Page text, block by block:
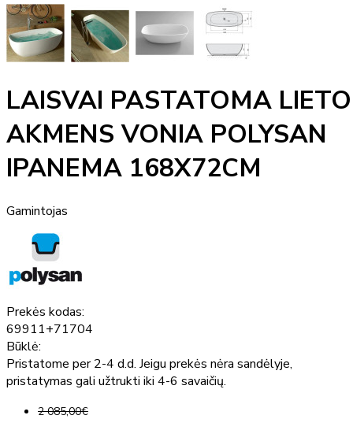
LAISVAI PASTATOMA LIETO
AKMENS VONIA POLYSAN
IPANEMA 168X72CM
Gamintojas
Prekės kodas:
69911+71704
Būklė:
Pristatome per 2-4 d.d. Jeigu prekės nėra sandėlyje,
pristatymas gali užtrukti iki 4-6 savaičių.
2 085,00€